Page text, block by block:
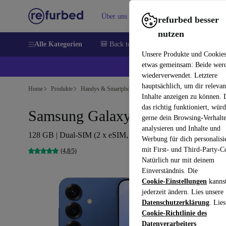
refurbed besser
nutzen
Unsere Produkte und
etwas gemeinsam: Beide
wiederverwendet. Letztere
hauptsächlich, um dir
Inhalte anzeigen zu können.
das richtig funktioniert,
gerne dein Browsing-
analysieren und Inhalte und
Werbung für dich
mit First- und Third-Party-
Natürlich nur mit deinem
Einverständnis. Die
Cookie-Einstellungen
jederzeit ändern. Lies unsere
Datenschutzerklärung.
Cookie-Richtlinie des
Datenverarbeiters
Über uns Verkaufen Hilfe
Alle Kategorien 🎒 Back to school
💰
Home Produkte Handys & Smartphones Samsung Galaxy Handys
Samsung Galaxy S25
128 GB | Dual-SIM (2 x eSIM, Nano-SIM) | Navy
(4,8/5)